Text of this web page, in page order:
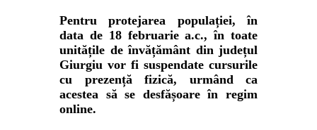
Pentru protejarea populației, în
data de 18 februarie a.c., în toate
unitățile de învățământ din județul
Giurgiu vor fi suspendate cursurile
cu prezență fizică, urmând ca
acestea să se desfășoare în regim
online.